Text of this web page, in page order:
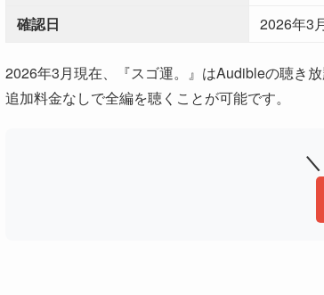
確認日
2026年3
2026年3月現在、『スゴ運。』はAudibleの聴き
追加料金なしで全編を聴くことが可能です。